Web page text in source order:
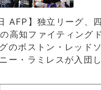
AFP】独立リーグ、
高知ファイティング
のボストン・レッド
ー・ラミレスが入団